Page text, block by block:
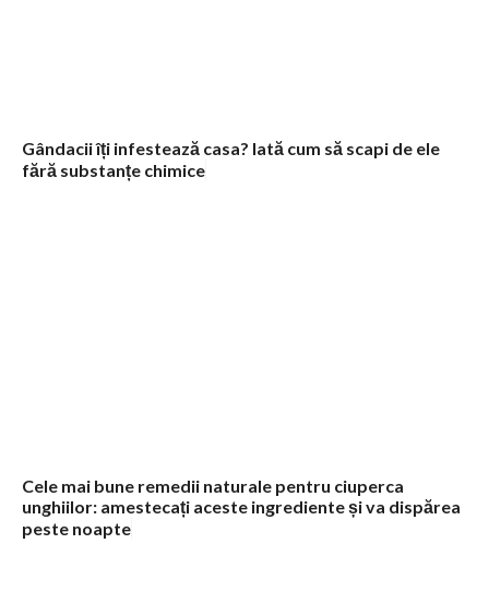
Gândacii îți infestează casa? Iată cum să scapi de ele
fără substanțe chimice
Cele mai bune remedii naturale pentru ciuperca
unghiilor: amestecați aceste ingrediente și va dispărea
peste noapte